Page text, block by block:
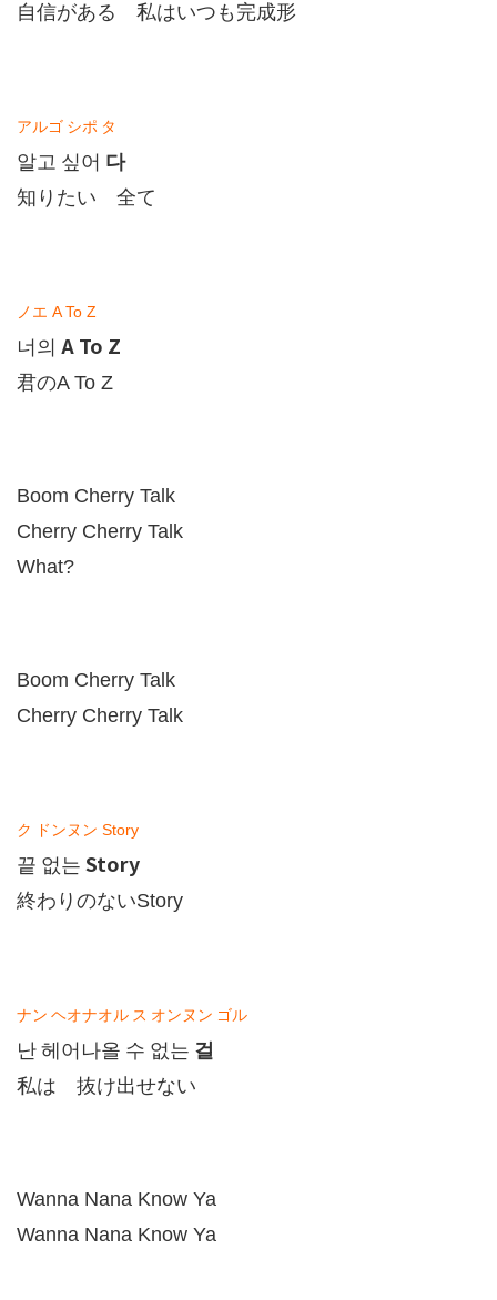
自信がある 私はいつも完成形
アルゴ シポ タ
알고 싶어 다
知りたい 全て
ノエ A To Z
너의 A To Z
君のA To Z
Boom Cherry Talk
Cherry Cherry Talk
What?
Boom Cherry Talk
Cherry Cherry Talk
ク ドンヌン Story
끝 없는 Story
終わりのないStory
ナン ヘオナオル ス オンヌン ゴル
난 헤어나올 수 없는 걸
私は 抜け出せない
Wanna Nana Know Ya
Wanna Nana Know Ya